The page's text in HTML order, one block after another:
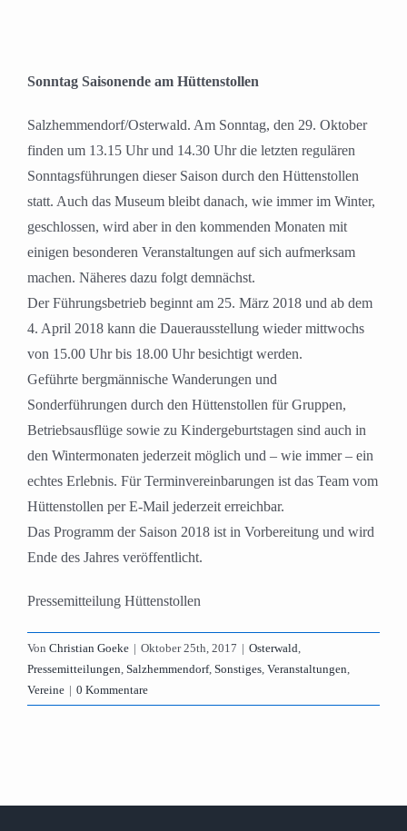
Sonntag Saisonende am Hüttenstollen
Salzhemmendorf/Osterwald. Am Sonntag, den 29. Oktober
finden um 13.15 Uhr und 14.30 Uhr die letzten regulären
Sonntagsführungen dieser Saison durch den Hüttenstollen
statt. Auch das Museum bleibt danach, wie immer im Winter,
geschlossen, wird aber in den kommenden Monaten mit
einigen besonderen Veranstaltungen auf sich aufmerksam
machen. Näheres dazu folgt demnächst.
Der Führungsbetrieb beginnt am 25. März 2018 und ab dem
4. April 2018 kann die Dauerausstellung wieder mittwochs
von 15.00 Uhr bis 18.00 Uhr besichtigt werden.
Geführte bergmännische Wanderungen und
Sonderführungen durch den Hüttenstollen für Gruppen,
Betriebsausflüge sowie zu Kindergeburtstagen sind auch in
den Wintermonaten jederzeit möglich und – wie immer – ein
echtes Erlebnis. Für Terminvereinbarungen ist das Team vom
Hüttenstollen per E-Mail jederzeit erreichbar.
Das Programm der Saison 2018 ist in Vorbereitung und wird
Ende des Jahres veröffentlicht.
Pressemitteilung Hüttenstollen
Von Christian Goeke | Oktober 25th, 2017 | Osterwald,
Pressemitteilungen, Salzhemmendorf, Sonstiges, Veranstaltungen,
Vereine | 0 Kommentare